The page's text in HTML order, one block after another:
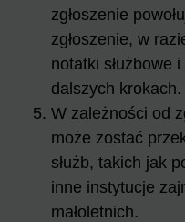
zgłoszenie
zgłoszenie, w
notatki służbowe
dalszych krokach.
W zależności od
może zostać
służb, takich jak
inne instytucje
małoletnich.